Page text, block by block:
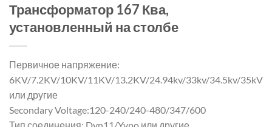
Трансформатор 167 Ква,
установленный на столбе
Первичное напряжение:
6KV/7.2KV/10KV/11KV/13.2KV/24.94kv/33kv/34.5kv/35kV
или другие
Secondary Voltage:120-240/240-480/347/600